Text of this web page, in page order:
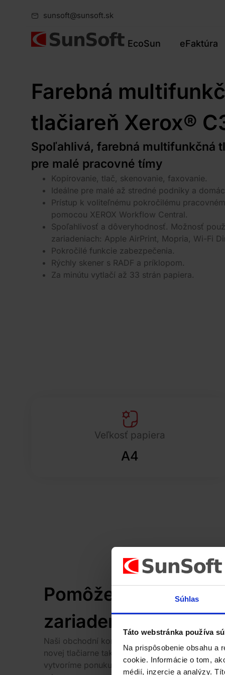
Súhlas
Táto webstránka používa
Na prispôsobenie obsahu a
cookie. Informácie o tom,
médií, inzercie a analýzy.
sunsoft@sunsoft.sk
EcoSun eFaktúra
Farebná
tlačiareň Xerox®
Spoľahlivá, farebná multifunkčná
pre malé pracovné tímy
Kopírovanie, tlač, skenovanie, faxovanie.
Ideálne pre malé až stredné podniky a
Prístup k voliteľnému pokročilému
pomocou XEROX Workflow Central.
Spoľahlivosť a dôveryhodnosť. Možnosť
zariadeniach: Apple AirPrint, Mopria, Wi-Fi
Pokročilé funkcie zabezpečenia.
Rýchly skener s RADF a príklopom.
Za minútu vytlačí až 33 strán papiera.
Veľkosť papiera
A4
Pomôžeme vám
zariadenie
Naši obchodní konzultanti sú odborníci, ktorí
novej tlačiarne tak, aby tlač bola efektívnejšia
vytvoríme ponuku na mieru. Konzultáciu s